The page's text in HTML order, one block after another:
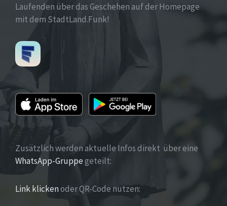
Laufenden über das Geschehen auf der Homepage
mit dem StadtLand.Funk!
Zusätzlich werden aktuelle Infos direkt über eine
WhatsApp-Gruppegeteilt:
Link klickenoder QR-Code nutzen: